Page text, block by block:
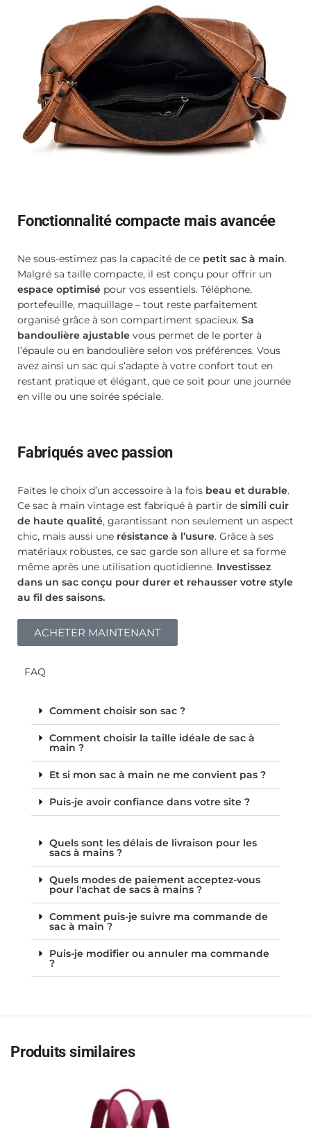
Fonctionnalité compacte mais avancée
Ne sous-estimez pas la capacité de ce petit sac à main.
Malgré sa taille compacte, il est conçu pour offrir un
espace optimisé pour vos essentiels. Téléphone,
portefeuille, maquillage – tout reste parfaitement
organisé grâce à son compartiment spacieux. Sa
bandoulière ajustable vous permet de le porter à
l’épaule ou en bandoulière selon vos préférences. Vous
avez ainsi un sac qui s’adapte à votre confort tout en
restant pratique et élégant, que ce soit pour une journée
en ville ou une soirée spéciale.
Fabriqués avec passion
Faites le choix d’un accessoire à la fois beau et durable.
Ce sac à main vintage est fabriqué à partir de simili cuir
de haute qualité, garantissant non seulement un aspect
chic, mais aussi une résistance à l’usure. Grâce à ses
matériaux robustes, ce sac garde son allure et sa forme
même après une utilisation quotidienne. Investissez
dans un sac conçu pour durer et rehausser votre style
au fil des saisons.
ACHETER MAINTENANT
FAQ
Comment choisir son sac ?
Comment choisir la taille idéale de sac à
main ?
Et si mon sac à main ne me convient pas ?
Puis-je avoir confiance dans votre site ?
Quels sont les délais de livraison pour les
sacs à mains ?
Quels modes de paiement acceptez-vous
pour l'achat de sacs à mains ?
Comment puis-je suivre ma commande de
sac à main ?
Puis-je modifier ou annuler ma commande
?
Produits similaires